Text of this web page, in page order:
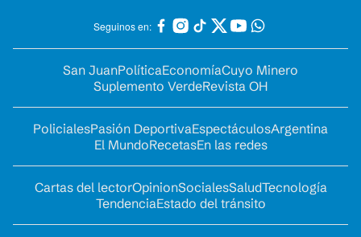
Seguinos en:
San JuanPolíticaEconomíaCuyo Minero
Suplemento VerdeRevista OH
PolicialesPasión DeportivaEspectáculosArgentina
El MundoRecetasEn las redes
Cartas del lectorOpinionSocialesSaludTecnología
TendenciaEstado del tránsito